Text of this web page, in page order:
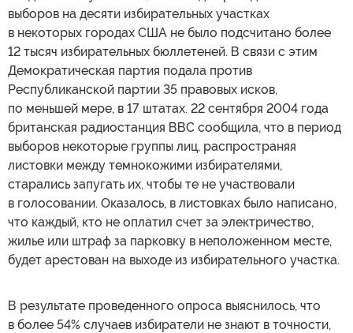
выборов на десяти избирательных участках
в некоторых городах США не было подсчитано более
12 тысяч избирательных бюллетеней. В связи с этим
Демократическая партия подала против
Республиканской партии 35 правовых исков,
по меньшей мере, в 17 штатах. 22 сентября 2004 года
британская радиостанция ВВС сообщила, что в период
выборов некоторые группы лиц, распространяя
листовки между темнокожими избирателями,
старались запугать их, чтобы те не участвовали
в голосовании. Оказалось, в листовках было написано,
что каждый, кто не оплатил счет за электричество,
жилье или штраф за парковку в неположенном месте,
будет арестован на выходе из избирательного участка.
В результате проведенного опроса выяснилось, что
в более 54% случаев избиратели не знают в точности,